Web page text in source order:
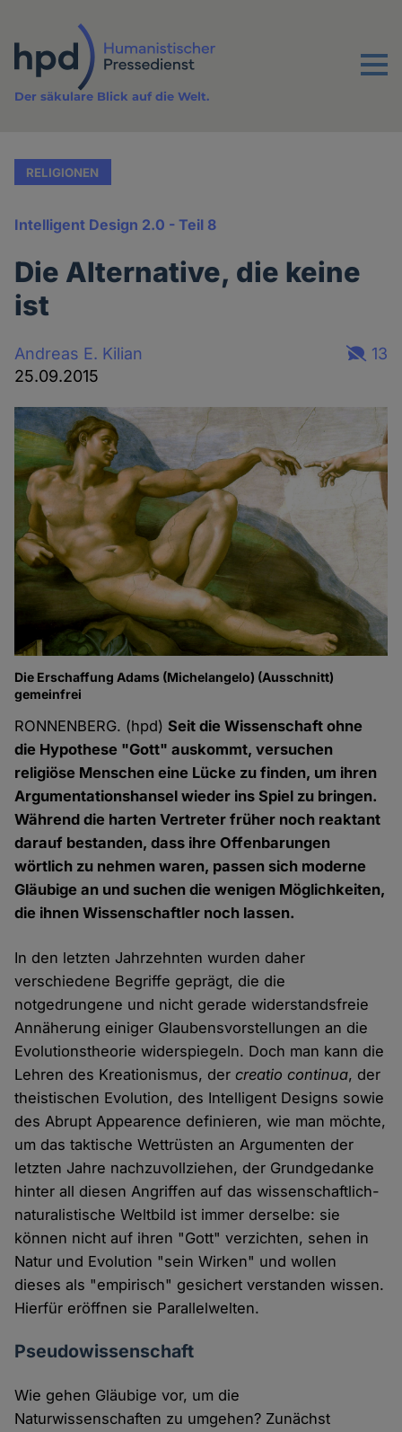
Inhalt
Menu
Der säkulare Blick auf die Welt.
RELIGIONEN
Intelligent Design 2.0 - Teil 8
Die Alternative, die keine
ist
Andreas E. Kilian
25.09.2015
13
Die Erschaffung Adams (Michelangelo) (Ausschnitt)
gemeinfrei
RONNENBERG. (hpd)Seit die Wissenschaft ohne
die Hypothese "Gott" auskommt, versuchen
religiöse Menschen eine Lücke zu finden, um ihren
Argumentationshansel wieder ins Spiel zu bringen.
Während die harten Vertreter früher noch reaktant
darauf bestanden, dass ihre Offenbarungen
wörtlich zu nehmen waren, passen sich moderne
Gläubige an und suchen die wenigen Möglichkeiten,
die ihnen Wissenschaftler noch lassen.
In den letzten Jahrzehnten wurden daher
verschiedene Begriffe geprägt, die die
notgedrungene und nicht gerade widerstandsfreie
Annäherung einiger Glaubensvorstellungen an die
Evolutionstheorie widerspiegeln. Doch man kann die
Lehren des Kreationismus, dercreatio continua, der
theistischen Evolution, des Intelligent Designs sowie
des Abrupt Appearence definieren, wie man möchte,
um das taktische Wettrüsten an Argumenten der
letzten Jahre nachzuvollziehen, der Grundgedanke
hinter all diesen Angriffen auf das wissenschaftlich-
naturalistische Weltbild ist immer derselbe: sie
können nicht auf ihren "Gott" verzichten, sehen in
Natur und Evolution "sein Wirken" und wollen
dieses als "empirisch" gesichert verstanden wissen.
Hierfür eröffnen sie Parallelwelten.
Pseudowissenschaft
Wie gehen Gläubige vor, um die
Naturwissenschaften zu umgehen? Zunächst